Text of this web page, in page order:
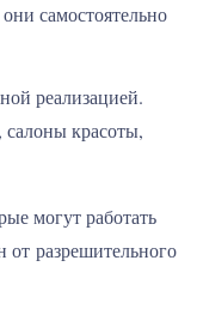
самостоятельно
реализацией.
красоты,
могут работать
разрешительного